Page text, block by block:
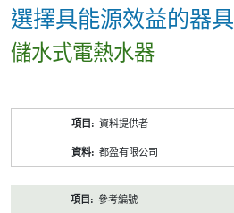
選擇具能源效益的器具
儲水式電熱水器
資料提供者
都盈有限公司
參考編號